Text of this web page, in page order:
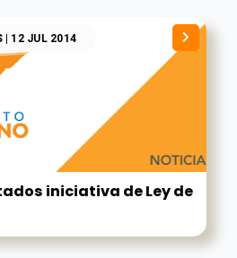
| 12 JUL 2014
iniciativa de Ley de